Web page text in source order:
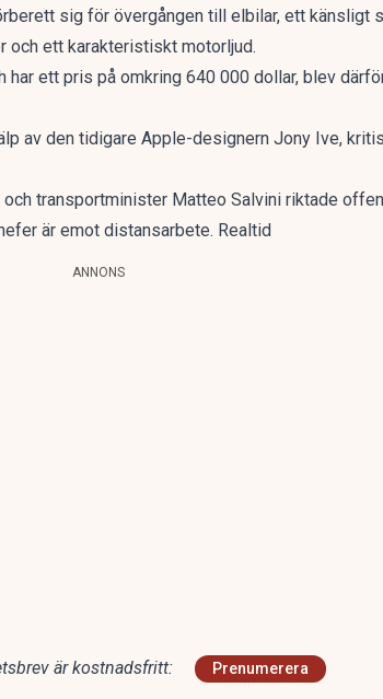
sig för övergången till elbilar, ett känsligt
och ett karakteristiskt motorljud.
har ett pris på omkring 640 000 dollar, blev
av den tidigare Apple-designern Jony Ive,
transportminister Matteo Salvini riktade
är emot distansarbete. Realtid
ANNONS
är kostnadsfritt: Prenumerera